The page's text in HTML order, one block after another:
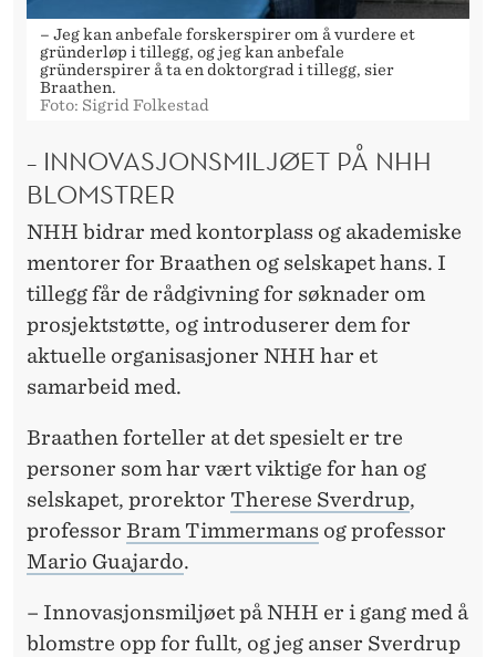
– Jeg kan anbefale forskerspirer om å vurdere et
gründerløp i tillegg, og jeg kan anbefale
gründerspirer å ta en doktorgrad i tillegg, sier
Braathen.
Foto: Sigrid Folkestad
– INNOVASJONSMILJØET PÅ NHH
BLOMSTRER
NHH bidrar med kontorplass og akademiske
mentorer for Braathen og selskapet hans. I
tillegg får de rådgivning for søknader om
prosjektstøtte, og introduserer dem for
aktuelle organisasjoner NHH har et
samarbeid med.
Braathen forteller at det spesielt er tre
personer som har vært viktige for han og
selskapet, prorektor Therese Sverdrup,
professor Bram Timmermans og professor
Mario Guajardo.
– Innovasjonsmiljøet på NHH er i gang med å
blomstre opp for fullt, og jeg anser Sverdrup